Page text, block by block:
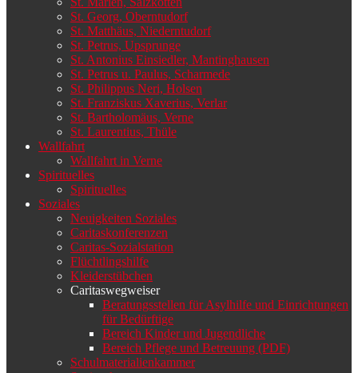
St. Georg, Oberntudorf
St. Matthäus, Niederntudorf
St. Petrus, Upsprunge
St. Antonius Einsiedler, Mantinghausen
St. Petrus u. Paulus, Scharmede
St. Philippus Neri, Holsen
St. Franziskus Xaverius, Verlar
St. Bartholomäus, Verne
St. Laurentius, Thüle
Wallfahrt
Wallfahrt in Verne
Spirituelles
Spirituelles
Soziales
Neuigkeiten Soziales
Caritaskonferenzen
Caritas-Sozialstation
Flüchtlingshilfe
Kleiderstübchen
Caritaswegweiser
Beratungsstellen für Asylhilfe und Einrichtungen
für Bedürftige
Bereich Kinder und Jugendliche
Bereich Pflege und Betreuung (PDF)
Schulmaterialienkammer